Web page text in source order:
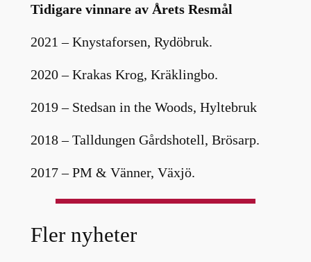
Tidigare vinnare av Årets Resmål
2021 – Knystaforsen, Rydöbruk.
2020 – Krakas Krog, Kräklingbo.
2019 – Stedsan in the Woods, Hyltebruk
2018 – Talldungen Gårdshotell, Brösarp.
2017 – PM & Vänner, Växjö.
Fler nyheter